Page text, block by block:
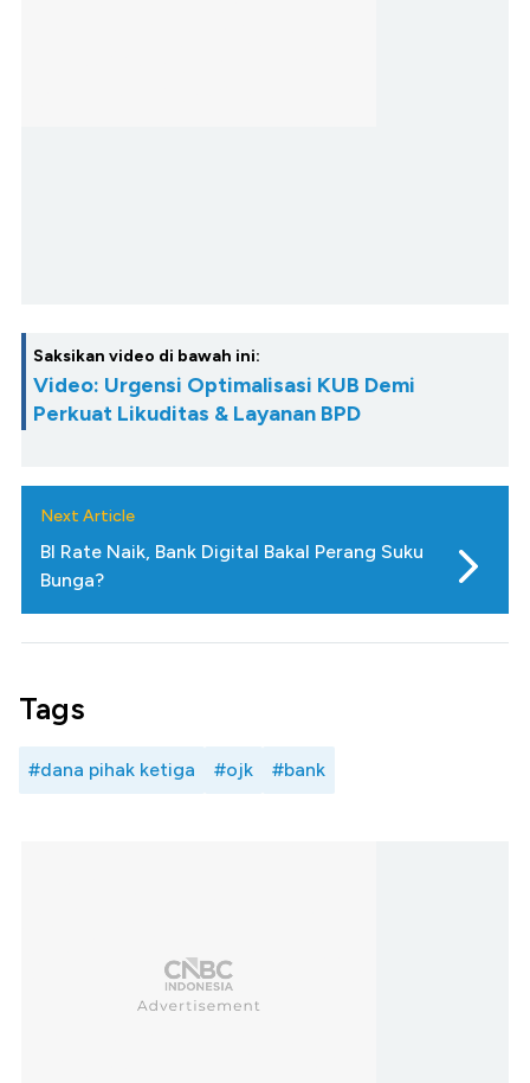
Saksikan video di bawah ini:
Video: Urgensi Optimalisasi KUB Demi
Perkuat Likuditas & Layanan BPD
Next Article
BI Rate Naik, Bank Digital Bakal Perang Suku
Bunga?
Tags
#dana pihak ketiga #ojk #bank